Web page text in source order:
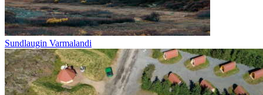
Sundlaugin Varmalandi